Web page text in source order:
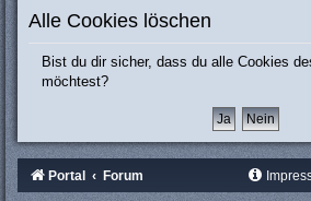
Alle Cookies löschen
Bist du dir sicher, dass du alle Cookies
möchtest?
Portal Forum